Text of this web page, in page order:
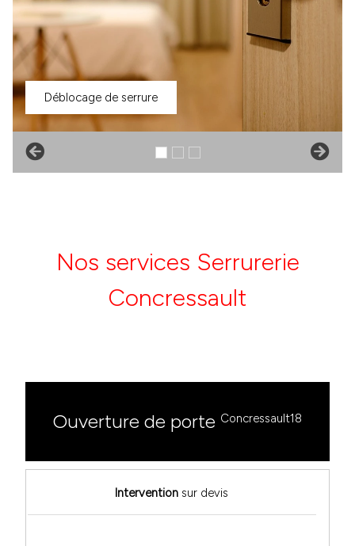
Déblocage de serrure
Nos services Serrurerie
Concressault
Ouverture de porte Concressault18
Intervention sur devis